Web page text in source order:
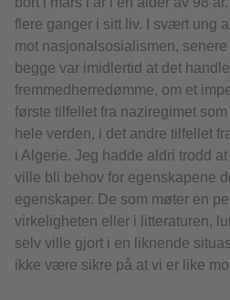
flere ganger i sitt liv. I svært ung
mot nasjonalsosialismen,
begge var imidlertid at det
fremmedherredømme, om et
første tilfellet fra naziregimet
hele verden, i det andre tilfellet
i Algerie. Jeg hadde aldri trodd
ville bli behov for egenskapene
egenskaper. De som møter en
virkeligheten eller i litteraturen,
selv ville gjort i en liknende
ikke være sikre på at vi er like